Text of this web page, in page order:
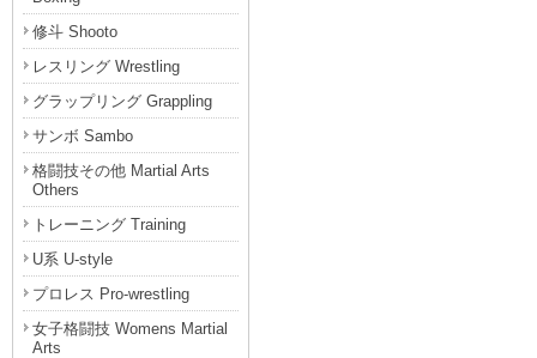
修斗 Shooto
レスリング Wrestling
グラップリング Grappling
サンボ Sambo
格闘技その他 Martial Arts
Others
トレーニング Training
U系 U-style
プロレス Pro-wrestling
女子格闘技 Womens Martial
Arts